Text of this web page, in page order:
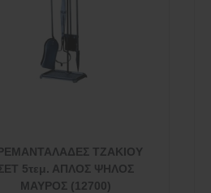
ΤΖΑΚΙΟΥ
5τεμ. ΑΠΛΟΣ ΨΗΛΟΣ
ΜΑΥΡΟΣ (12700)